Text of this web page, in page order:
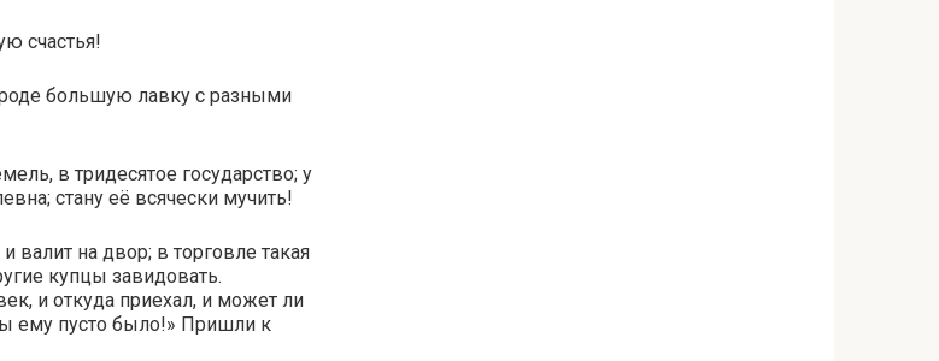
счастья!
большую лавку с разными
в тридесятое государство; у
стану её всячески мучить!
валит на двор; в торговле такая
купцы завидовать.
и откуда приехал, и может ли
ему пусто было!» Пришли к